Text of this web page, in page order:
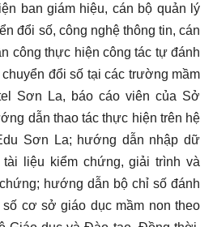
ban giám hiệu, cán bộ quản lý
đổi số, công nghệ thông tin, cán
công thực hiện công tác tự đánh
đổi số tại các trường mầm
Sơn La, báo cáo viên của Sở
dẫn thao tác thực hiện trên hệ
Sơn La; hướng dẫn nhập dữ
tài liệu kiểm chứng, giải trình và
hướng dẫn bộ chỉ số đánh
cơ sở giáo dục mầm non theo